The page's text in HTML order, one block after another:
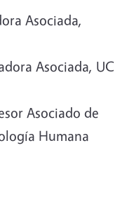
Asociada,
Asociada, UC
Asociado de
Humana